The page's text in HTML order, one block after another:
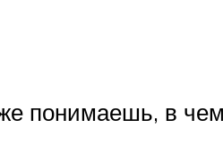
понимаешь, в чем